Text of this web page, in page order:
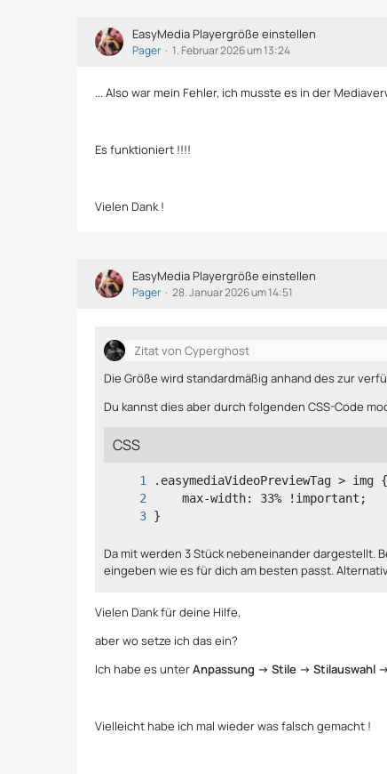
EasyMedia Playergröße einstellen
Pager 1. Februar 2026 um 13:24
... Also war mein Fehler, ich musste es in der
Es funktioniert !!!!
Vielen Dank !
EasyMedia Playergröße einstellen
Pager 28. Januar 2026 um 14:51
Zitat von Cyperghost
Die Größe wird standardmäßig anhand des zur
Du kannst dies aber durch folgenden CSS-Code
CSS
}
Da mit werden 3 Stück nebeneinander dargestellt.
eingeben wie es für dich am besten passt.
Vielen Dank für deine Hilfe,
aber wo setze ich das ein?
Ich habe es unterAnpassung -> Stile -> Stilauswahl
Vielleicht habe ich mal wieder was falsch gemacht !